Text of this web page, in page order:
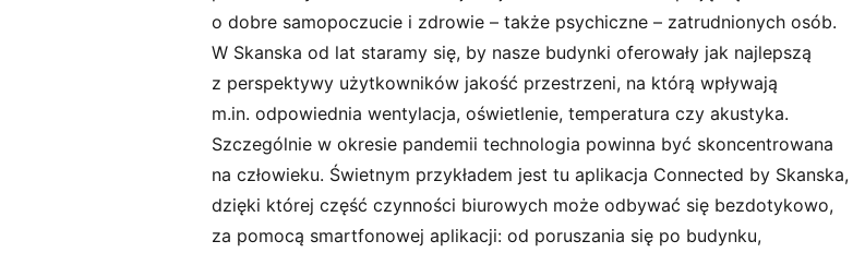
o dobre samopoczucie i zdrowie – także psychiczne – zatrudnionych osób.
W Skanska od lat staramy się, by nasze budynki oferowały jak najlepszą
z perspektywy użytkowników jakość przestrzeni, na którą wpływają
m.in. odpowiednia wentylacja, oświetlenie, temperatura czy akustyka.
Szczególnie w okresie pandemii technologia powinna być skoncentrowana
na człowieku. Świetnym przykładem jest tu aplikacja Connected by Skanska,
dzięki której część czynności biurowych może odbywać się bezdotykowo,
za pomocą smartfonowej aplikacji: od poruszania się po budynku,